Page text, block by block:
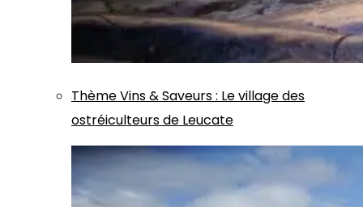
ThèmeVins & Saveurs: Le village des
ostréiculteurs de Leucate